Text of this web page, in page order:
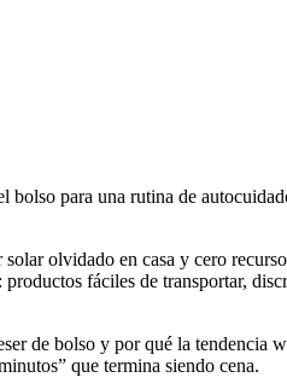
bolso para una rutina de
olvidado en casa y cero
fáciles de transportar,
de bolso y por qué la tendencia
que termina siendo cena.